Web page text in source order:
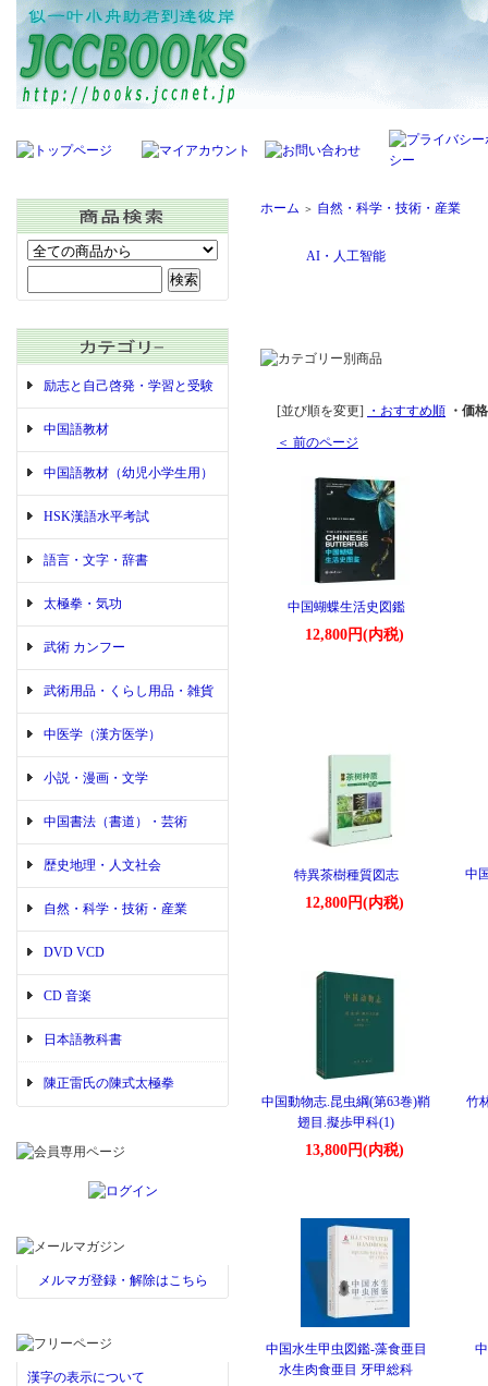
励志と自己啓発・学習と受験
中国語教材
中国語教材（幼児小学生用）
HSK漢語水平考試
語言・文字・辞書
太極拳・気功
武術 カンフー
武術用品・くらし用品・雑貨
中医学（漢方医学）
小説・漫画・文学
中国書法（書道）・芸術
歴史地理・人文社会
自然・科学・技術・産業
DVD VCD
CD 音楽
日本語教科書
陳正雷氏の陳式太極拳
メルマガ登録・解除はこちら
漢字の表示について
ホーム ＞ 自然・科学・技術・産業
AI・人工智能
[並び順を変更] ・おすすめ順 ・価
＜ 前のページ
中国蝴蝶生活史図鑑
12,800円(内税)
特異茶樹種質図志
12,800円(内税)
中
中国動物志.昆虫綱(第63巻)鞘
翅目.擬歩甲科(1)
13,800円(内税)
竹
中国水生甲虫図鑑-藻食亜目
水生肉食亜目 牙甲総科